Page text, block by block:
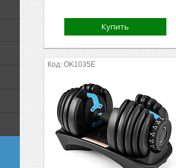
Купить
OK1035E